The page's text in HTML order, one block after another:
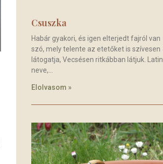
Csuszka
Habár gyakori, és igen elterjedt fajról van
szó, mely telente az etetőket is szívesen
látogatja, Vecsésen ritkábban látjuk. Latin
neve,
Elolvasom »